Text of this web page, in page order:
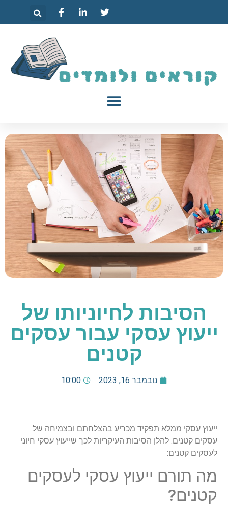
הסיבות לחיוניותו של
ייעוץ עסקי עבור עסקים
קטנים
נובמבר 16, 2023 10:00
ייעוץ עסקי ממלא תפקיד מכריע בהצלחתם ובצמיחה של
עסקים קטנים. להלן הסיבות העיקריות לכך שייעוץ עסקי חיוני
לעסקים קטנים:
מה תורם ייעוץ עסקי לעסקים
קטנים?